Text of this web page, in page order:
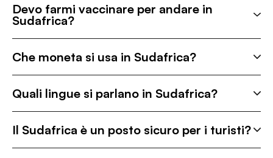
Devo farmi vaccinare per andare in
Sudafrica?
Che moneta si usa in Sudafrica?
Quali lingue si parlano in Sudafrica?
Il Sudafrica è un posto sicuro per i turisti?